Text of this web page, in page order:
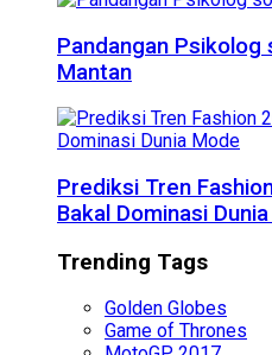
Pandangan Psikolog
Mantan
Prediksi Tren
Bakal Dominasi
Trending Tags
Golden Globes
Game of Thrones